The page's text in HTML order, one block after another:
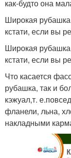
как-будто она
Широкая рубашка
кстати, если вы
Широкая рубашка
кстати, если вы
Что касается
рубашка, так и
кэжуал,т.
фланели, льна,
накладными